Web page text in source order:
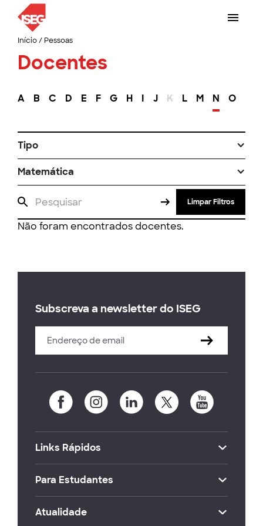
Início/ Pessoas
Docentes
A B C D E F G H I J K L M N O
Tipo
Matemática
Limpar Filtros
Não foram encontrados docentes.
Subscreva a newsletter do ISEG
Links Rápidos
Para Estudantes
Atualidade